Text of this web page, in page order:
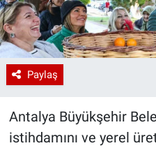
Paylaş
Antalya Büyükşehir
istihdamını ve yerel